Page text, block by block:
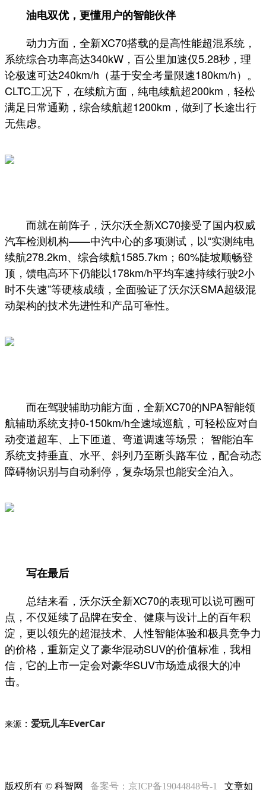
油电双优，更懂用户的智能伙伴
动力方面，全新XC70搭载的是高性能超混系统，
系统综合功率高达340kW，百公里加速仅5.28秒，理
论极速可达240km/h（基于安全考量限速180km/h）。
CLTC工况下，在续航方面，纯电续航超200km，轻松
满足日常通勤，综合续航超1200km，做到了长途出行
无焦虑。
而就在前阵子，沃尔沃全新XC70接受了国内权威
汽车检测机构——中汽中心的多项测试，以“实测纯电
续航278.2km、综合续航1585.7km；60%陡坡顺畅登
顶，馈电高环下仍能以178km/h平均车速持续行驶2小
时不失速”等硬核成绩，全面验证了沃尔沃SMA超级混
动架构的技术先进性和产品可靠性。
而在驾驶辅助功能方面，全新XC70的NPA智能领
航辅助系统支持0-150km/h全速域巡航，可轻松应对自
动变道超车、上下匝道、弯道调速等场景； 智能泊车
系统支持垂直、水平、斜列乃至断头路车位，配合动态
障碍物识别与自动刹停，复杂场景也能安全泊入。
写在最后
总结来看，沃尔沃全新XC70的表现可以说可圈可
点，不仅延续了品牌在安全、健康与设计上的百年积
淀，更以领先的超混技术、人性智能体验和极具竞争力
的价格，重新定义了豪华混动SUV的价值标准，我相
信，它的上市一定会对豪华SUV市场造成很大的冲
击。
来源 ： 爱玩儿车EverCar
版权所有 © 科智网 备案号：京ICP备19044848号-1 文章如